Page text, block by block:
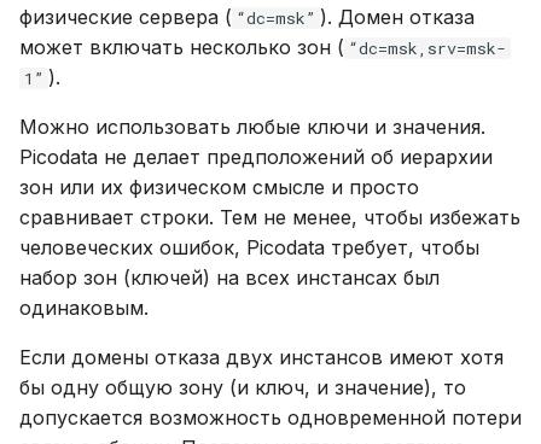
физические сервера ( “dc=msk” ). Домен отказа
может включать несколько зон ( “dc=msk,srv=msk-
1” ).
Можно использовать любые ключи и значения.
Picodata не делает предположений об иерархии
зон или их физическом смысле и просто
сравнивает строки. Тем не менее, чтобы избежать
человеческих ошибок, Picodata требует, чтобы
набор зон (ключей) на всех инстансах был
одинаковым.
Если домены отказа двух инстансов имеют хотя
бы одну общую зону (и ключ, и значение), то
допускается возможность одновременной потери